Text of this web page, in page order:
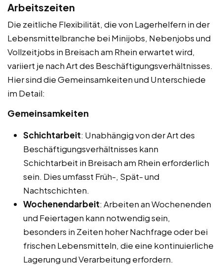
Arbeitszeiten
Die zeitliche Flexibilität, die von Lagerhelfern in der
Lebensmittelbranche bei Minijobs, Nebenjobs und
Vollzeitjobs in Breisach am Rhein erwartet wird,
variiert je nach Art des Beschäftigungsverhältnisses.
Hier sind die Gemeinsamkeiten und Unterschiede
im Detail:
Gemeinsamkeiten
Schichtarbeit: Unabhängig von der Art des
Beschäftigungsverhältnisses kann
Schichtarbeit in Breisach am Rhein erforderlich
sein. Dies umfasst Früh-, Spät- und
Nachtschichten.
Wochenendarbeit: Arbeiten an Wochenenden
und Feiertagen kann notwendig sein,
besonders in Zeiten hoher Nachfrage oder bei
frischen Lebensmitteln, die eine kontinuierliche
Lagerung und Verarbeitung erfordern.